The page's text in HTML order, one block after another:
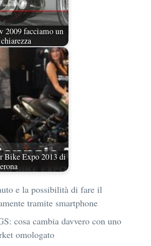
2009 facciamo un
Bike Expo 2013 di
e la possibilità di fare il
tramite smartphone
cosa cambia davvero con uno
omologato